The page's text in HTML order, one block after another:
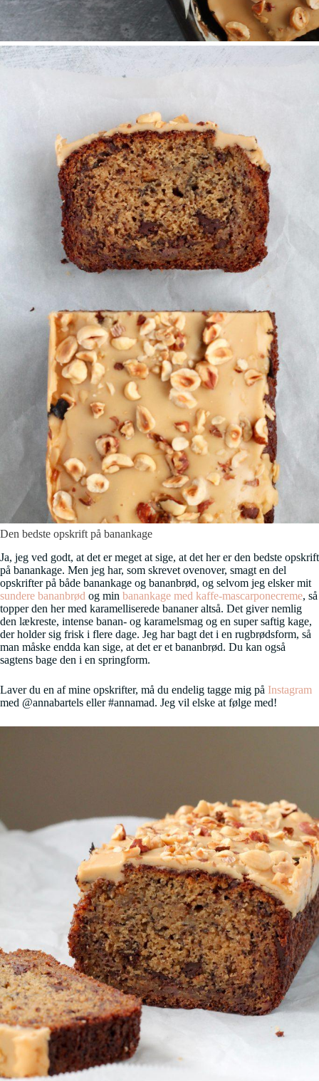
Den bedste opskrift på banankage
Ja, jeg ved godt, at det er meget at sige, at det her er den bedste opskrift
på banankage. Men jeg har, som skrevet ovenover, smagt en del
opskrifter på både banankage og bananbrød, og selvom jeg elsker mit
sundere bananbrød og min banankage med kaffe-mascarponecreme, så
topper den her med karamelliserede bananer altså. Det giver nemlig
den lækreste, intense banan- og karamelsmag og en super saftig kage,
der holder sig frisk i flere dage. Jeg har bagt det i en rugbrødsform, så
man måske endda kan sige, at det er et bananbrød. Du kan også
sagtens bage den i en springform.
Laver du en af mine opskrifter, må du endelig tagge mig på Instagram
med @annabartels eller #annamad. Jeg vil elske at følge med!